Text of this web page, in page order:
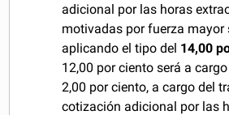
adicional por las horas
motivadas por fuerza mayor
aplicando el tipo del 14,00
12,00 por ciento será a
2,00 por ciento, a cargo del
cotización adicional por las